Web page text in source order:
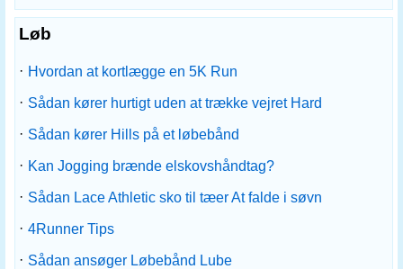
Løb
· Hvordan at kortlægge en 5K Run
· Sådan kører hurtigt uden at trække vejret Hard
· Sådan kører Hills på et løbebånd
· Kan Jogging brænde elskovshåndtag?
· Sådan Lace Athletic sko til tæer At falde i søvn
· 4Runner Tips
· Sådan ansøger Løbebånd Lube